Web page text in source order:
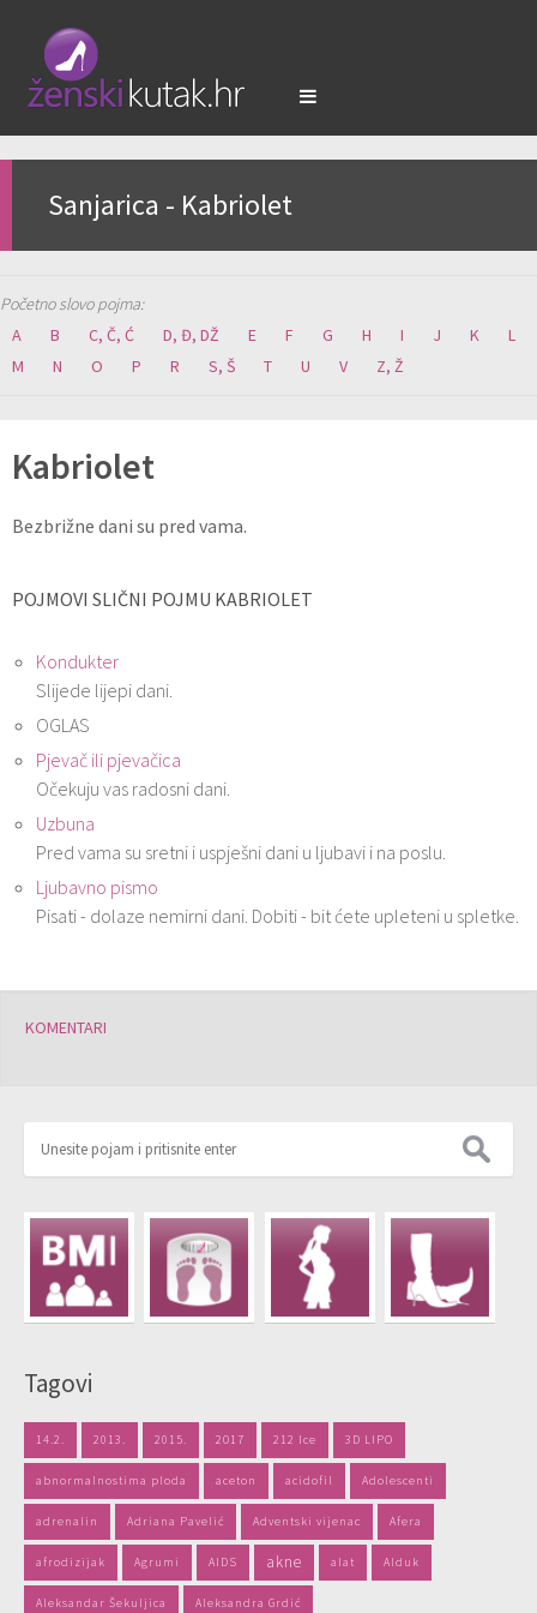
Sanjarica - Kabriolet
Početno slovo pojma:
A
B C, Č, Ć D, Đ, DŽ E F G H I J K
L
M
N O P R S, Š T U V Z, Ž
Kabriolet
Bezbrižne dani su pred vama.
POJMOVI SLIČNI POJMU KABRIOLET
Kondukter
Slijede lijepi dani.
OGLAS
Pjevač ili pjevačica
Očekuju vas radosni dani.
Uzbuna
Pred vama su sretni i uspješni dani u ljubavi i na poslu.
Ljubavno pismo
Pisati - dolaze nemirni dani. Dobiti - bit ćete upleteni u spletke.
KOMENTARI
Tagovi
14.2. 2013. 2015. 2017 212 Ice 3D LIPO
abnormalnostima ploda aceton acidofil Adolescenti
adrenalin Adriana Pavelić Adventski vijenac Afera
afrodizijak Agrumi AIDS akne alat Alduk
Aleksandar Šekuljica Aleksandra Grdić